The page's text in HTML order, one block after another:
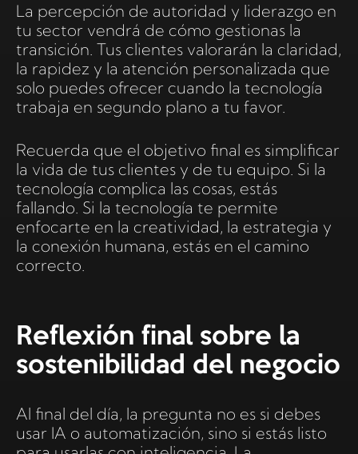
La percepción de autoridad y liderazgo en
tu sector vendrá de cómo gestionas la
transición. Tus clientes valorarán la claridad,
la rapidez y la atención personalizada que
solo puedes ofrecer cuando la tecnología
trabaja en segundo plano a tu favor.
Recuerda que el objetivo final es simplificar
la vida de tus clientes y de tu equipo. Si la
tecnología complica las cosas, estás
fallando. Si la tecnología te permite
enfocarte en la creatividad, la estrategia y
la conexión humana, estás en el camino
correcto.
Reflexión final sobre la
sostenibilidad del negocio
Al final del día, la pregunta no es si debes
usar IA o automatización, sino si estás listo